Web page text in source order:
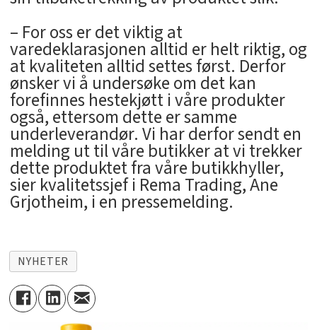
­– For oss er det viktig at
varedeklarasjonen alltid er helt riktig, og
at kvaliteten alltid settes først. Derfor
ønsker vi å undersøke om det kan
forefinnes hestekjøtt i våre produkter
også, ettersom dette er samme
underleverandør. Vi har derfor sendt en
melding ut til våre butikker at vi trekker
dette produktet fra våre butikkhyller,
sier kvalitetssjef i Rema Trading, Ane
Grjotheim, i en pressemelding.
NYHETER